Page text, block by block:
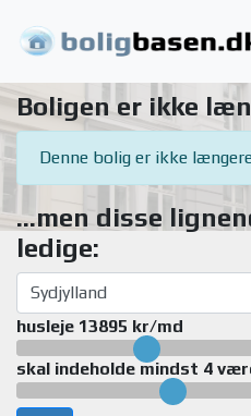
Boligen er ikke
Denne bolig er ikke
...men disse
ledige:
husleje 13895 kr/md
skal indeholde mindst 4